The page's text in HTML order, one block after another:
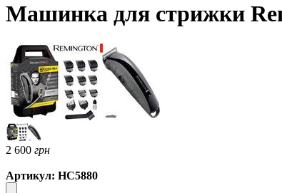
Машинка для стрижки
2 600 грн
Артикул: HC5880